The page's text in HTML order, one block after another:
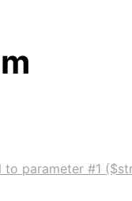
to parameter #1